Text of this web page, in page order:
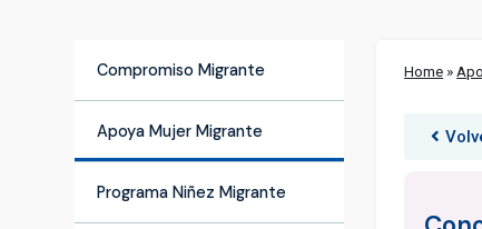
Compromiso Migrante
Apoya Mujer Migrante
Programa Niñez Migrante
Home »